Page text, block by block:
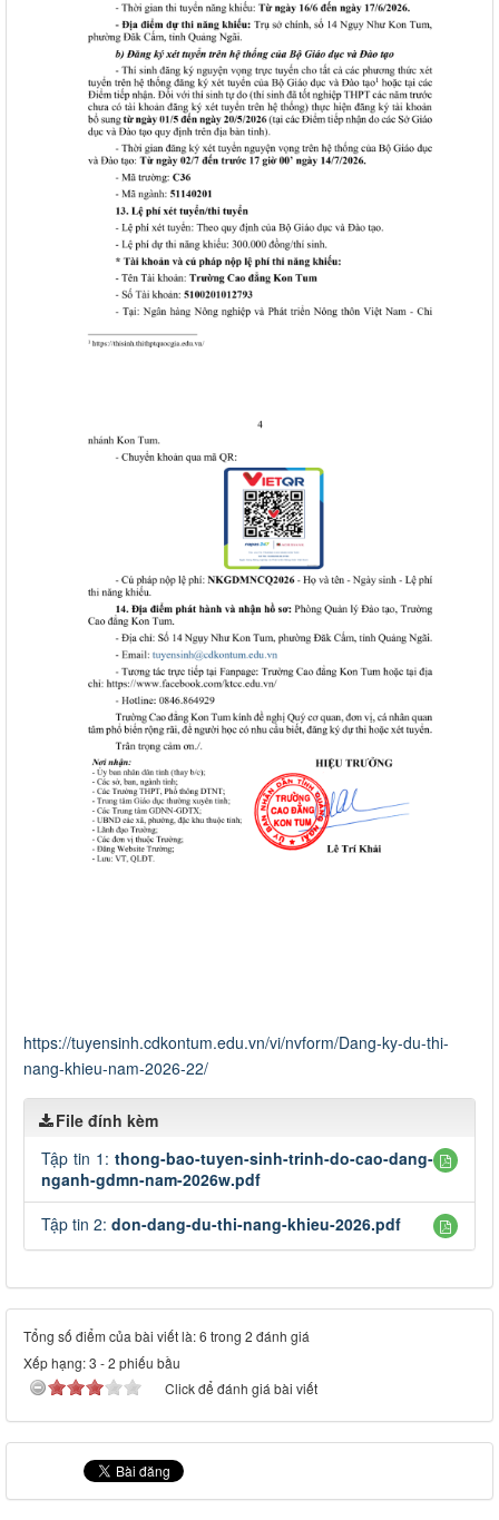
https://tuyensinh.cdkontum.edu.vn/vi/nvform/Dang-ky-du-thi-
nang-khieu-nam-2026-22/
File đính kèm
Tập tin 1: thong-bao-tuyen-sinh-trinh-do-cao-dang-
nganh-gdmn-nam-2026w.pdf
Tập tin 2: don-dang-du-thi-nang-khieu-2026.pdf
Tổng số điểm của bài viết là: 6 trong 2 đánh giá
Xếp hạng:3 -2 phiếu bầu
Click để đánh giá bài viết